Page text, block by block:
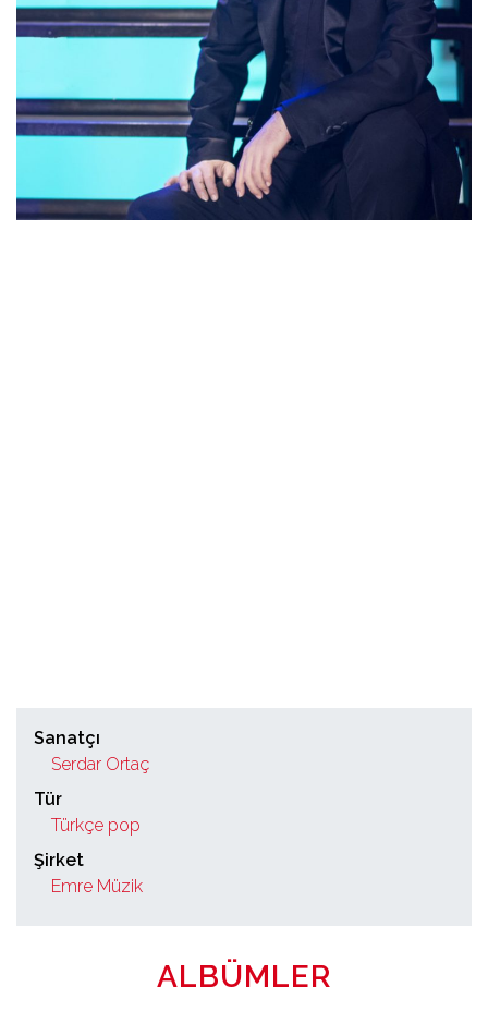
en
Sanatçı
Serdar Ortaç
Tür
Türkçe pop
Şirket
Emre Müzik
ALBÜMLER